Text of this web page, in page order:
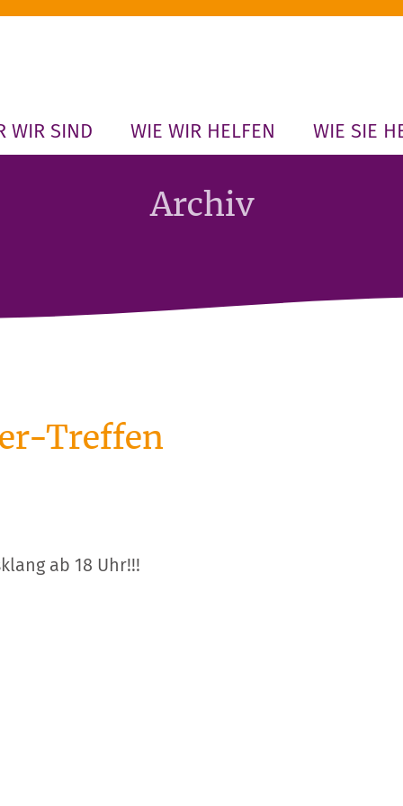
WIR SIND WIE WIR HELFEN WIE SIE
Archiv
Treffen
ab 18 Uhr!!!